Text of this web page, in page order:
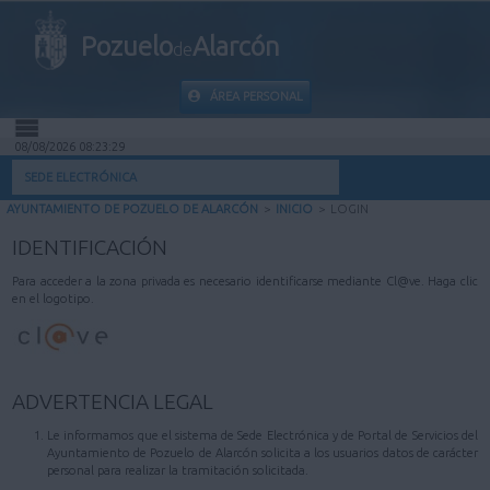
PozuelodeAlarcón
ÁREA PERSONAL
INICIO
MI CARPETA
INFORMACIÓN MUNICIPAL
AYUDA
08/08/2026 08:23:29
SEDE ELECTRÓNICA
AYUNTAMIENTO DE POZUELO DE ALARCÓN > INICIO > LOGIN
IDENTIFICACIÓN
Para acceder a la zona privada es necesario identificarse mediante Cl@ve. Haga clic
en el logotipo.
ADVERTENCIA LEGAL
Le informamos que el sistema de Sede Electrónica y de Portal de Servicios del
Ayuntamiento de Pozuelo de Alarcón solicita a los usuarios datos de carácter
personal para realizar la tramitación solicitada.